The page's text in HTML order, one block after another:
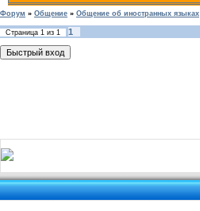
Форум » Общение » Общение об иностранных языках
Страница 1 из 1 1